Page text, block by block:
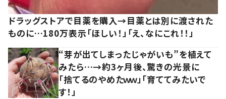
ドラッグストアで目薬を購入→目薬とは別に渡された
ものに…180万表示「ほしい！」「え、なにこれ！！」
“芽が出てしまったじゃがいも”を植えて
みたら…→約3ヶ月後、驚きの光景に
「捨てるのやめたｗｗ」「育ててみたいで
す！」